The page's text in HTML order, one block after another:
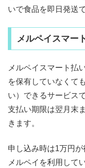
いで食品を即日発送
メルペイスマー
メルペイスマート払
を保有していなくて
い）できるサービスで
支払い期限は翌月末
きます。
申し込み時は1万円
メルペイを利用して